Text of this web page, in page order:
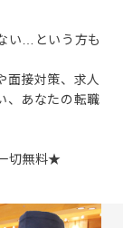
い…という方も
面接対策、求人
、あなたの転職
切無料★